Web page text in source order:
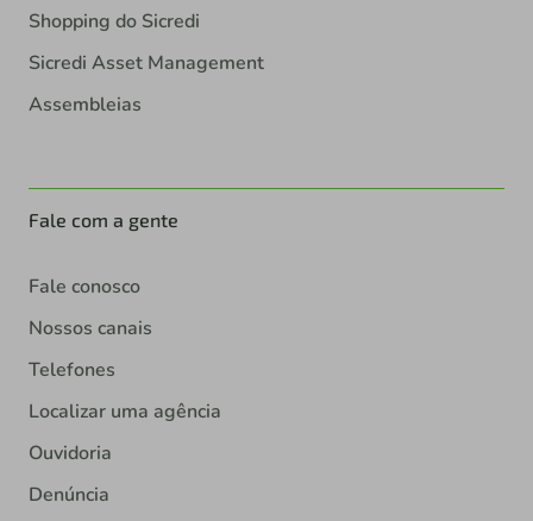
Shopping do Sicredi
Sicredi Asset Management
Assembleias
Fale com a gente
Fale conosco
Nossos canais
Telefones
Localizar uma agência
Ouvidoria
Denúncia